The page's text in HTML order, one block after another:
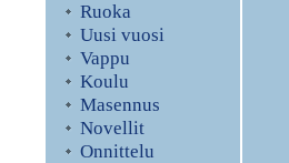
Ruoka
Uusi vuosi
Vappu
Koulu
Masennus
Novellit
Onnittelu